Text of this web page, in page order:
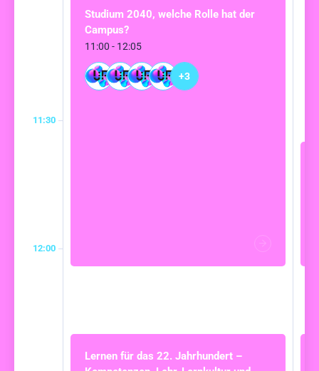
11:30
12:00
Studium 2040, welche Rolle hat der
Campus?
11:00 - 12:05
+3
Lernen für das 22. Jahrhundert –